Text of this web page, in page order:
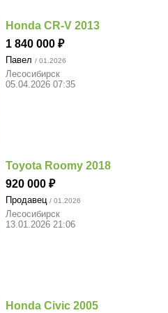
Honda CR-V 2013
1 840 000
Павел / 01.2026
Лесосибирск
05.04.2026 07:35
Toyota Roomy 2018
920 000
Продавец / 01.2026
Лесосибирск
13.01.2026 21:06
Honda Civic 2005